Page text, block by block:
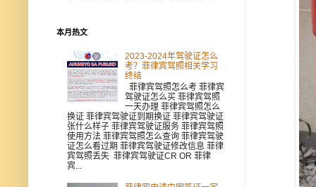
本月热文
2023-2024年驾驶证怎么
考？菲律宾驾照相关学习
终结
菲律宾驾照怎么考 菲律宾
驾驶证怎么买 菲律宾驾照
一天办理 菲律宾驾照怎么
换证 菲律宾驾驶证到期换证 菲律宾驾驶证
张什么样子 菲律宾驾驶证服务 菲律宾驾照
使用方法 菲律宾驾照怎么查询 菲律宾驾驶
证怎么看过期 菲律宾驾驶证修改信息 菲律
宾驾照丢失 菲律宾驾驶证CR OR 菲律
宾...